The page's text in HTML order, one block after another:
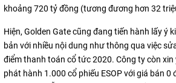
khoảng 720 tỷ đồng (tương đương hơn 32
Hiện, Golden Gate cũng đang tiến hành lấy ý
bản với nhiều nội dung như thông qua việc
điểm thanh toán cổ tức 2020. Công ty còn xin
phát hành 1.000 cổ phiếu ESOP với giá bán